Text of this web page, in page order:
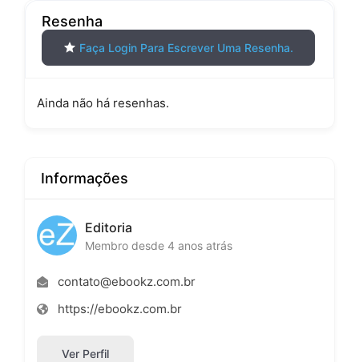
Resenha
Faça Login Para Escrever Uma Resenha.
Ainda não há resenhas.
Informações
Editoria
Membro desde 4 anos atrás
contato@ebookz.com.br
https://ebookz.com.br
Ver Perfil